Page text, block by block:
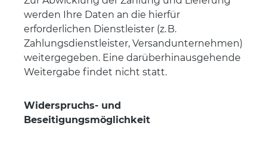
werden Ihre Daten an die hierfür
erforderlichen Dienstleister (z. B.
Zahlungsdienstleister, Versandunternehmen)
weitergegeben. Eine darüberhinausgehende
Weitergabe findet nicht statt.
Widerspruchs- und
Beseitigungsmöglichkeit